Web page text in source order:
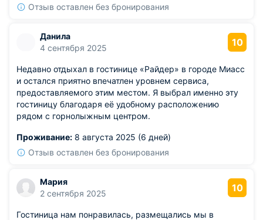
ожидания.
Отзыв оставлен без бронирования
Данила
4 сентября 2025
10
Недавно отдыхал в гостинице «Райдер» в городе Миасс
и остался приятно впечатлен уровнем сервиса,
предоставляемого этим местом. Я выбрал именно эту
гостиницу благодаря её удобному расположению
рядом с горнолыжным центром.
Проживание: 8 августа 2025 (6 дней)
Отзыв оставлен без бронирования
Мария
2 сентября 2025
10
Гостиница нам понравилась, размещались мы в